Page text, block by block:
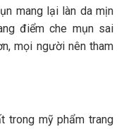
mang lại làn da mịn
điểm che mụn sai
mọi người nên tham
trong mỹ phẩm trang